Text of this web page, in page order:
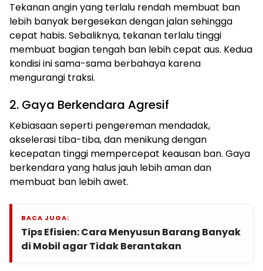
Tekanan angin yang terlalu rendah membuat ban
lebih banyak bergesekan dengan jalan sehingga
cepat habis. Sebaliknya, tekanan terlalu tinggi
membuat bagian tengah ban lebih cepat aus. Kedua
kondisi ini sama-sama berbahaya karena
mengurangi traksi.
2. Gaya Berkendara Agresif
Kebiasaan seperti pengereman mendadak,
akselerasi tiba-tiba, dan menikung dengan
kecepatan tinggi mempercepat keausan ban. Gaya
berkendara yang halus jauh lebih aman dan
membuat ban lebih awet.
BACA JUGA:
Tips Efisien: Cara Menyusun Barang Banyak
di Mobil agar Tidak Berantakan